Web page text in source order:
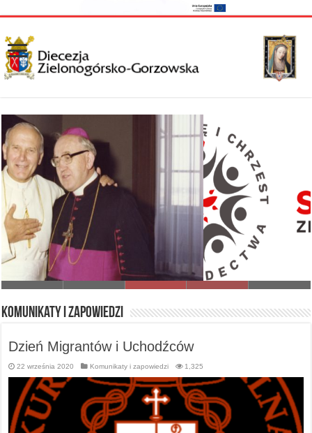
I Synod Diecezji Zielonogórsko-Gorzowskiej
Komunikaty i zapowiedzi
Dzień Migrantów i Uchodźców
22 września 2020 Komunikaty i zapowiedzi 1,325